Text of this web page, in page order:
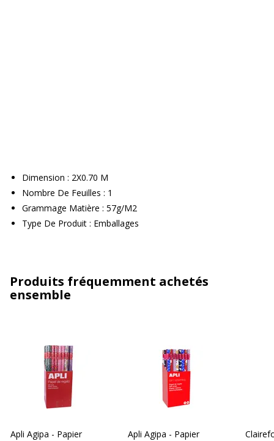
Dimension : 2X0.70 M
Nombre De Feuilles : 1
Grammage Matière : 57g/M2
Type De Produit : Emballages
Produits fréquemment achetés
ensemble
Apli Agipa - Papier
Apli Agipa - Papier